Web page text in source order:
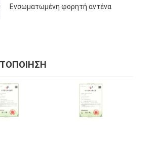
Ενσωματωμένη φορητή αντένα